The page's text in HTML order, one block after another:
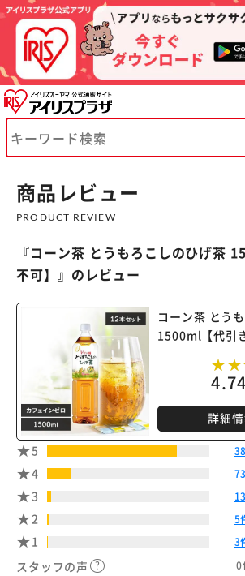
商品レビュー
PRODUCT REVIEW
『コーン茶 とうもろこしのひげ茶
不可】 』のレビュー
コーン茶 とう
1500ml【代引
4.74
詳細
5
4
3
2 5
1 3
スタッフの声 0
※ご確認ください
カートに入れる 購入